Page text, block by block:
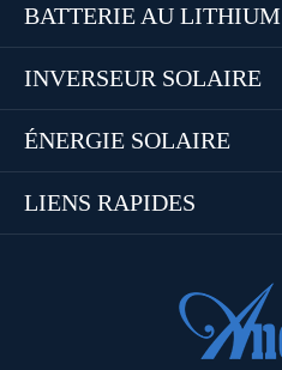
BATTERIE AU LITHIUM
INVERSEUR SOLAIRE
ÉNERGIE SOLAIRE
LIENS RAPIDES